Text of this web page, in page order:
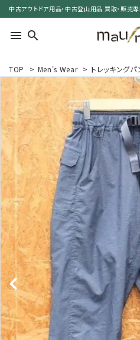
中古アウトドア用品・中古登山用品 買取・販
menu search
カテゴリーで選ぶ
サイズで選ぶ
特集で選ぶ
価格で選ぶ
買取案内
レンタル・修理
店舗情報
POLICY
TOP > Men's Wear > トレッキングパ